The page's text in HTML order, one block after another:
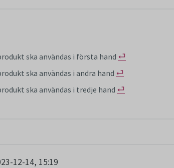
ska användas i första hand ⏎
ska användas i andra hand ⏎
ska användas i tredje hand ⏎
12-14, 15:19